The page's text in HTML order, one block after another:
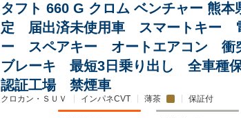
タフト 660 G クロム ベンチャー 熊本
定 届出済未使用車 スマートキー
ー スペアキー オートエアコン 衝
ブレーキ 最短3日乗り出し 全車種
認証工場 禁煙車
クロカン・ＳＵＶ インパネCVT 薄茶 保証付